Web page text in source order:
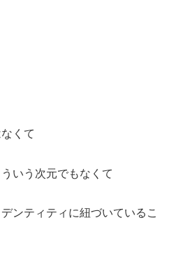
くて
いう次元でもなくて
ンティティに紐づいているこ